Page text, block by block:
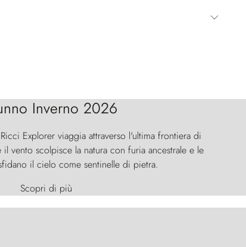
Inverno 2026
Explorer viaggia attraverso l'ultima frontiera di
vento scolpisce la natura con furia ancestrale e le
il cielo come sentinelle di pietra.
Scopri di più